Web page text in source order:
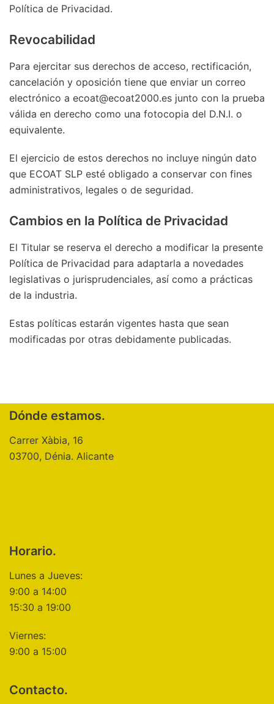
Política de Privacidad.
Revocabilidad
Para ejercitar sus derechos de acceso, rectificación,
cancelación y oposición tiene que enviar un correo
electrónico a ecoat@ecoat2000.es junto con la prueba
válida en derecho como una fotocopia del D.N.I. o
equivalente.
El ejercicio de estos derechos no incluye ningún dato
que ECOAT SLP esté obligado a conservar con fines
administrativos, legales o de seguridad.
Cambios en la Política de Privacidad
El Titular se reserva el derecho a modificar la presente
Política de Privacidad para adaptarla a novedades
legislativas o jurisprudenciales, así como a prácticas
de la industria.
Estas políticas estarán vigentes hasta que sean
modificadas por otras debidamente publicadas.
Dónde estamos.
Carrer Xàbia, 16
03700, Dénia. Alicante
Horario.
Lunes a Jueves:
9:00 a 14:00
15:30 a 19:00
Viernes:
9:00 a 15:00
Contacto.